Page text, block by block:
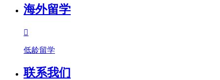
海外留学

低龄留学
联系我们